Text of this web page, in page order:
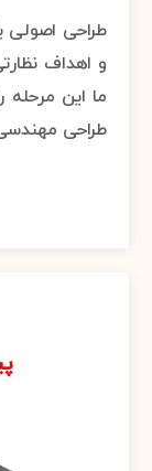
طراحی
و اهداف
ما این مرحله
طراحی